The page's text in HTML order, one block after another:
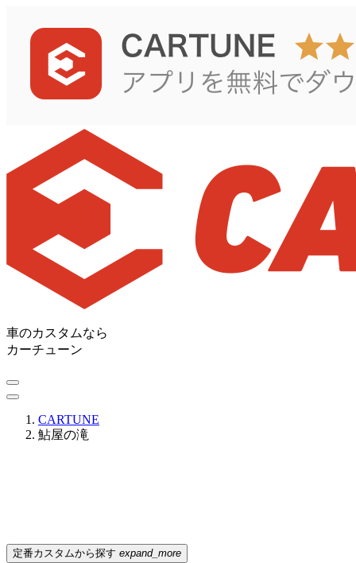
車のカスタムなら
カーチューン
CARTUNE
鮎屋の滝
定番カスタムから探す expand_more